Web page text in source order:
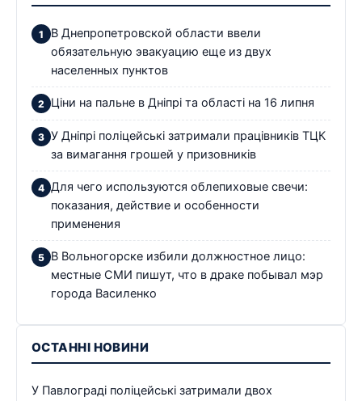
В Днепропетровской области ввели
обязательную эвакуацию еще из двух
населенных пунктов
Ціни на пальне в Дніпрі та області на 16 липня
У Дніпрі поліцейські затримали працівників ТЦК
за вимагання грошей у призовників
Для чего используются облепиховые свечи:
показания, действие и особенности
применения
В Вольногорске избили должностное лицо:
местные СМИ пишут, что в драке побывал мэр
города Василенко
ОСТАННІ НОВИНИ
У Павлограді поліцейські затримали двох